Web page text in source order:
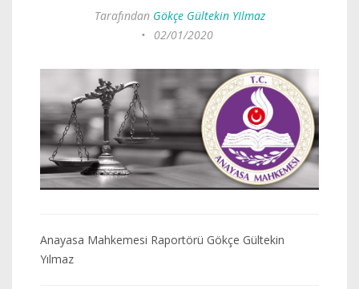
Tarafından Gökçe Gültekin YIlmaz
•
02/01/2020
Anayasa Mahkemesi Raportörü Gökçe Gültekin
Yılmaz